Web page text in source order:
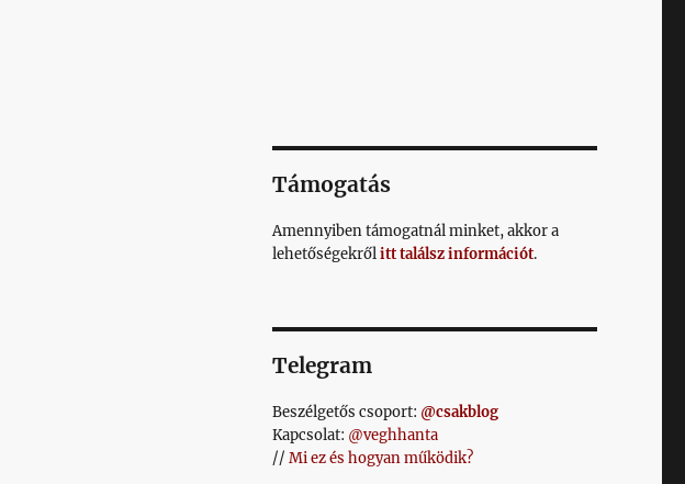
Támogatás
Amennyiben támogatnál minket, akkor a
lehetőségekrőlitt találsz információt.
Telegram
Beszélgetős csoport: @csakblog
Kapcsolat: @veghhanta
// Mi ez és hogyan működik?